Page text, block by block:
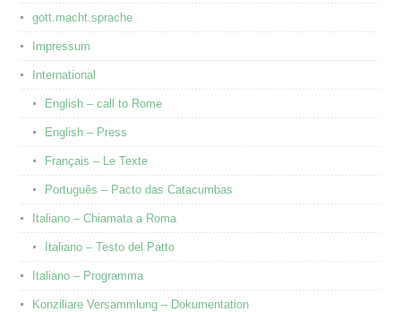
gott.macht.sprache
Impressum
International
English – call to Rome
English – Press
Français – Le Texte
Português – Pacto das Catacumbas
Italiano – Chiamata a Roma
Italiano – Testo del Patto
Italiano – Programma
Konziliare Versammlung – Dokumentation